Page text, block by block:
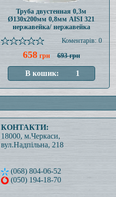
Труба двустенная 0,3м
Ø130x200мм 0,8мм AISI 321
нержавейка/ нержавейка
Коментарів: 0
658грн 693 грн
КОНТАКТИ:
18000, м.Черкаси,
вул.Надпільна, 218
(068) 804-06-52
(050) 194-18-70